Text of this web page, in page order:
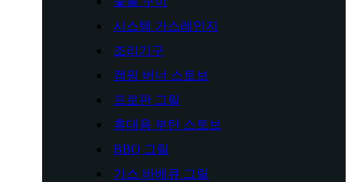
시스템 가스레인지
조리기구
캠핑 버너 스토브
프로판 그릴
휴대용 부탄 스토브
BBQ 그릴
가스 바베큐 그릴